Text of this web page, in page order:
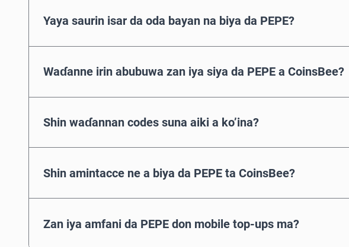
Yaya saurin isar da oda bayan na biya da PEPE?
Waɗanne irin abubuwa zan iya siya da PEPE a CoinsBee?
Shin waɗannan codes suna aiki a ko’ina?
Shin amintacce ne a biya da PEPE ta CoinsBee?
Zan iya amfani da PEPE don mobile top-ups ma?